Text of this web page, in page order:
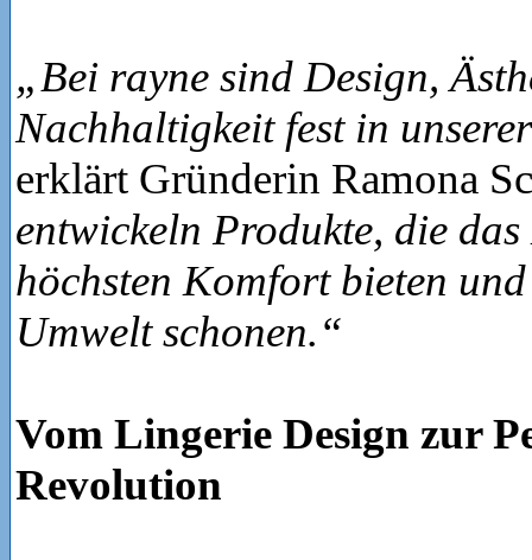
„Bei rayne sind Design,
Nachhaltigkeit fest in
erklärt Gründerin Ramona
entwickeln Produkte, die
höchsten Komfort bieten
Umwelt schonen.“
Vom Lingerie Design zur
Revolution